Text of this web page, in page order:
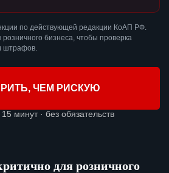
по действующей редакции КоАП РФ.
бизнеса, чтобы проверка
штрафов.
ЧЕМ РИСКУЮ
минут · без обязательств
для розничного